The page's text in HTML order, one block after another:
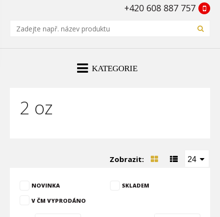
+420 608 887 757
KATEGORIE
2 oz
Zobrazit: 24
NOVINKA SKLADEM
V ČM VYPRODÁNO